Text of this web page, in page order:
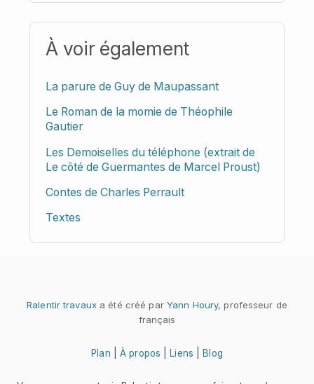
À voir également
La parure de Guy de Maupassant
Le Roman de la momie de Théophile
Gautier
Les Demoiselles du téléphone (extrait de
Le côté de Guermantes de Marcel Proust)
Contes de Charles Perrault
Textes
Ralentir travauxa été créé par Yann Houry, professeur de
français
Plan |À propos Liens Blog